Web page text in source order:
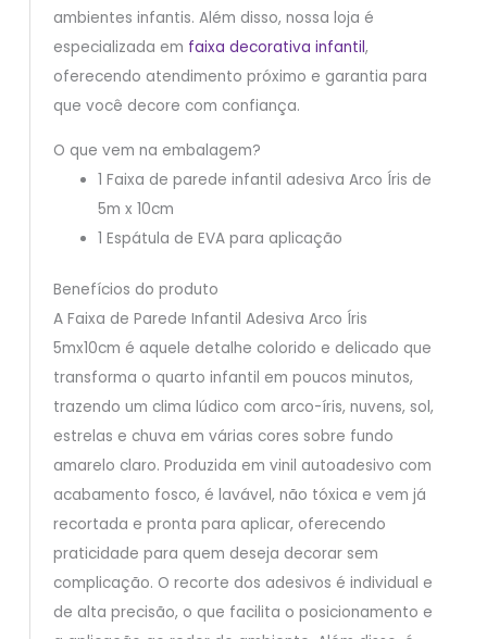
ambientes infantis. Além disso, nossa loja é
especializada em faixa decorativa infantil,
oferecendo atendimento próximo e garantia para
que você decore com confiança.
O que vem na embalagem?
1 Faixa de parede infantil adesiva Arco Íris de
5m x 10cm
1 Espátula de EVA para aplicação
Benefícios do produto
A Faixa de Parede Infantil Adesiva Arco Íris
5mx10cm é aquele detalhe colorido e delicado que
transforma o quarto infantil em poucos minutos,
trazendo um clima lúdico com arco-íris, nuvens, sol,
estrelas e chuva em várias cores sobre fundo
amarelo claro. Produzida em vinil autoadesivo com
acabamento fosco, é lavável, não tóxica e vem já
recortada e pronta para aplicar, oferecendo
praticidade para quem deseja decorar sem
complicação. O recorte dos adesivos é individual e
de alta precisão, o que facilita o posicionamento e